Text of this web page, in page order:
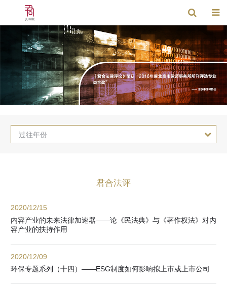
过往年份
君合法评
2020/12/15
内容产业的未来法律加速器——论《民法典》与《著作权法》对内
容产业的扶持作用
2020/12/09
环保专题系列（十四）——ESG制度如何影响拟上市或上市公司